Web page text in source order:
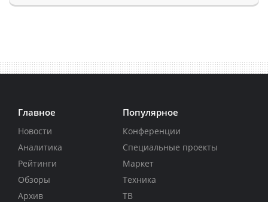
Главное
Новости
Аналитика
Рейтинги
Обзоры
Архив
Популярное
Конференции
Специальные проекты
Маркет
Техника
ТВ